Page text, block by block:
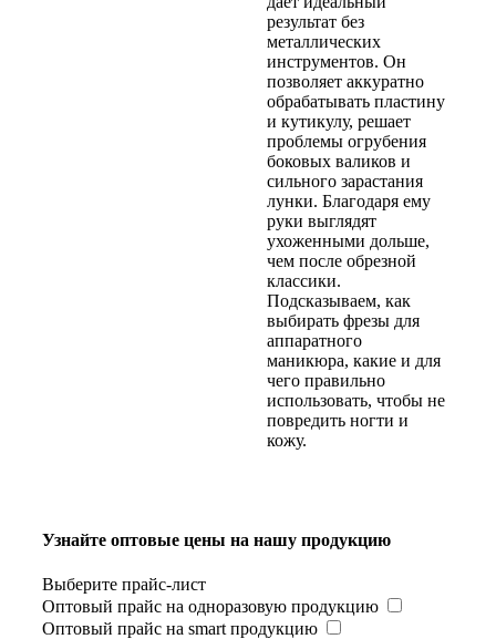
результат без
металлических
инструментов. Он
позволяет аккуратно
обрабатывать пластину
и кутикулу, решает
проблемы огрубения
боковых валиков и
сильного зарастания
лунки. Благодаря ему
руки выглядят
ухоженными дольше,
чем после обрезной
классики.
Подсказываем, как
выбирать фрезы для
аппаратного
маникюра, какие и для
чего правильно
использовать, чтобы не
повредить ногти и
кожу.
Узнайте оптовые цены на нашу продукцию
Выберите прайс-лист
Оптовый прайс на одноразовую продукцию
Оптовый прайс на smart продукцию